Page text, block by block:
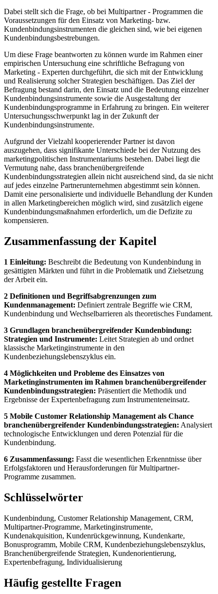
Dabei stellt sich die Frage, ob bei Multipartner - Programmen die
Voraussetzungen für den Einsatz von Marketing- bzw.
Kundenbindungsinstrumenten die gleichen sind, wie bei eigenen
Kundenbindungsbestrebungen.
Um diese Frage beantworten zu können wurde im Rahmen einer
empirischen Untersuchung eine schriftliche Befragung von
Marketing - Experten durchgeführt, die sich mit der Entwicklung
und Realisierung solcher Strategien beschäftigen. Das Ziel der
Befragung bestand darin, den Einsatz und die Bedeutung einzelner
Kundenbindungsinstrumente sowie die Ausgestaltung der
Kundenbindungsprogramme in Erfahrung zu bringen. Ein weiterer
Untersuchungsschwerpunkt lag in der Zukunft der
Kundenbindungsinstrumente.
Aufgrund der Vielzahl kooperierender Partner ist davon
auszugehen, dass signifikante Unterschiede bei der Nutzung des
marketingpolitischen Instrumentariums bestehen. Dabei liegt die
Vermutung nahe, dass branchenübergreifende
Kundenbindungsstrategien allein nicht ausreichend sind, da sie nicht
auf jedes einzelne Partnerunternehmen abgestimmt sein können.
Damit eine personalisierte und individuelle Behandlung der Kunden
in allen Marketingbereichen möglich wird, sind zusätzlich eigene
Kundenbindungsmaßnahmen erforderlich, um die Defizite zu
kompensieren.
Zusammenfassung der Kapitel
1 Einleitung: Beschreibt die Bedeutung von Kundenbindung in
gesättigten Märkten und führt in die Problematik und Zielsetzung
der Arbeit ein.
2 Definitionen und Begriffsabgrenzungen zum
Kundenmanagement: Definiert zentrale Begriffe wie CRM,
Kundenbindung und Wechselbarrieren als theoretisches Fundament.
3 Grundlagen branchenübergreifender Kundenbindung:
Strategien und Instrumente: Leitet Strategien ab und ordnet
klassische Marketinginstrumente in den
Kundenbeziehungslebenszyklus ein.
4 Möglichkeiten und Probleme des Einsatzes von
Marketinginstrumenten im Rahmen branchenübergreifender
Kundenbindungsstrategien: Präsentiert die Methodik und
Ergebnisse der Expertenbefragung zum Instrumenteneinsatz.
5 Mobile Customer Relationship Management als Chance
branchenübergreifender Kundenbindungsstrategien: Analysiert
technologische Entwicklungen und deren Potenzial für die
Kundenbindung.
6 Zusammenfassung: Fasst die wesentlichen Erkenntnisse über
Erfolgsfaktoren und Herausforderungen für Multipartner-
Programme zusammen.
Schlüsselwörter
Kundenbindung, Customer Relationship Management, CRM,
Multipartner-Programme, Marketinginstrumente,
Kundenakquisition, Kundenrückgewinnung, Kundenkarte,
Bonusprogramm, Mobile CRM, Kundenbeziehungslebenszyklus,
Branchenübergreifende Strategien, Kundenorientierung,
Expertenbefragung, Individualisierung
Häufig gestellte Fragen